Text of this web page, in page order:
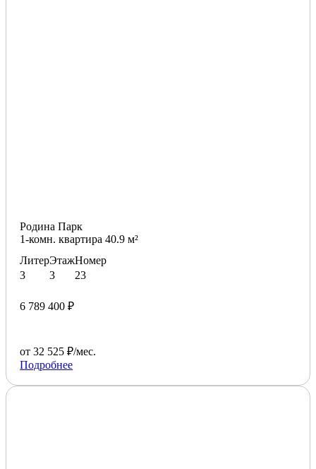
Родина Парк
1-комн. квартира 40.9 м²
Литер
3
Этаж
3
Номер
23
6 789 400 ₽
от 32 525 ₽/мес.
Подробнее